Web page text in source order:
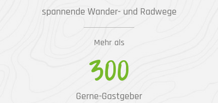
spannende Wander- und Radwege
Mehr als
300
Gerne-Gastgeber